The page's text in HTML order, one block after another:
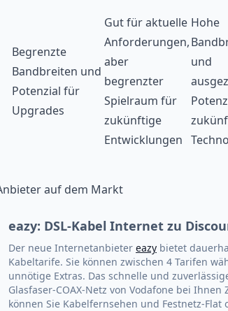
Begrenzte
Bandbreiten und
Potenzial für
Upgrades
Gut für aktuelle
Anforderungen,
aber
begrenzter
Spielraum für
zukünftige
Entwicklungen
Hohe
und
auf dem Markt
eazy: DSL-Kabel Internet zu
Der neue Internetanbietereazy bietet
Kabeltarife. Sie können zwischen 4 Tarifen
unnötige Extras. Das schnelle und
Glasfaser-COAX-Netz von Vodafone bei Ihnen
können Sie Kabelfernsehen und Festnetz-